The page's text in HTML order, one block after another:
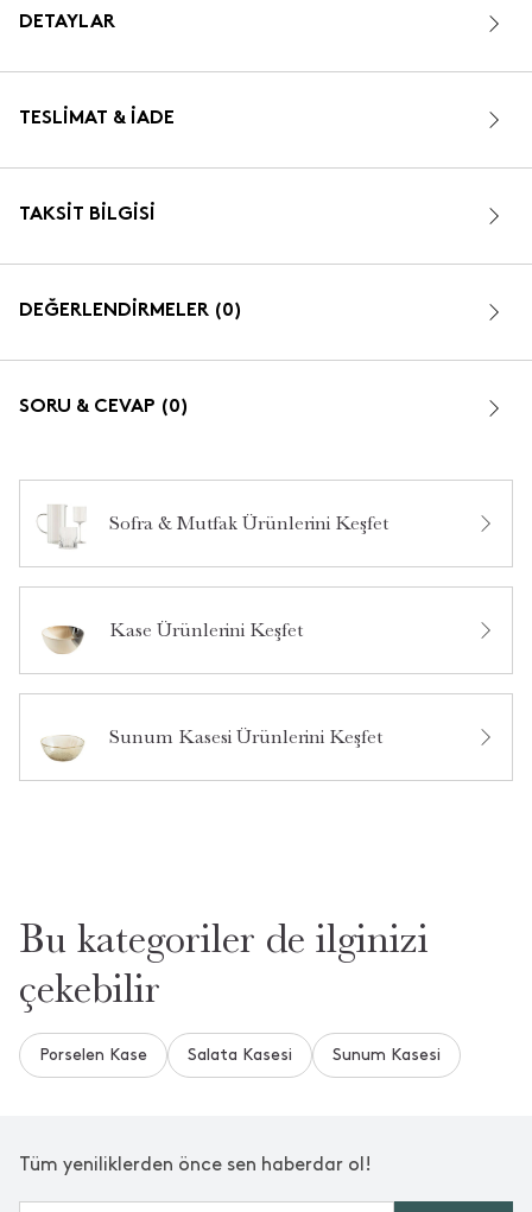
DETAYLAR
TESLIMAT & İADE
TAKSIT BILGISI
DEĞERLENDİRMELER (0)
SORU & CEVAP (0)
Bu ürün hakkında daha önce hiç soru sorulmamış.
Ürün Hakkında Soru Sor
Sofra & Mutfak Ürünlerini Keşfet
Kase Ürünlerini Keşfet
Sunum Kasesi Ürünlerini Keşfet
Bu kategoriler de ilginizi
çekebilir
Porselen Kase Salata Kasesi Sunum Kasesi
Tüm yeniliklerden önce sen haberdar ol!